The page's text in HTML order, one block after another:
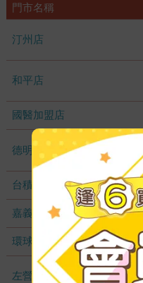
門市名稱
汀州店
和平店
國醫加盟店
德明加盟店
台積店
嘉義耐斯店
環球店
左營店